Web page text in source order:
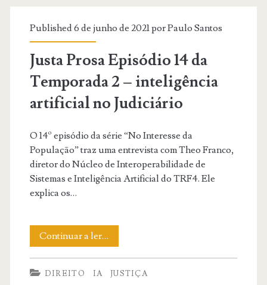
da
competência
processual
por
Published 6 de junho de 2021 porPaulo Santos
Justa Prosa Episódio 14 da
Temporada 2 – inteligência
artificial no Judiciário
O 14º episódio da série “No Interesse da
População” traz uma entrevista com Theo Franco,
diretor do Núcleo de Interoperabilidade de
Sistemas e Inteligência Artificial do TRF4. Ele
explica os…
Continuar a ler…
Prosa
Episódio
DIREITO IA JUSTIÇA